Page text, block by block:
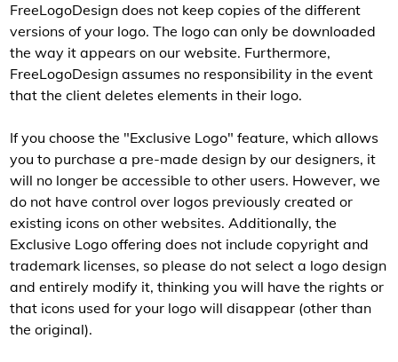
FreeLogoDesign does not keep copies of the different
versions of your logo. The logo can only be downloaded
the way it appears on our website. Furthermore,
FreeLogoDesign assumes no responsibility in the event
that the client deletes elements in their logo.
If you choose the "Exclusive Logo" feature, which allows
you to purchase a pre-made design by our designers, it
will no longer be accessible to other users. However, we
do not have control over logos previously created or
existing icons on other websites. Additionally, the
Exclusive Logo offering does not include copyright and
trademark licenses, so please do not select a logo design
and entirely modify it, thinking you will have the rights or
that icons used for your logo will disappear (other than
the original).